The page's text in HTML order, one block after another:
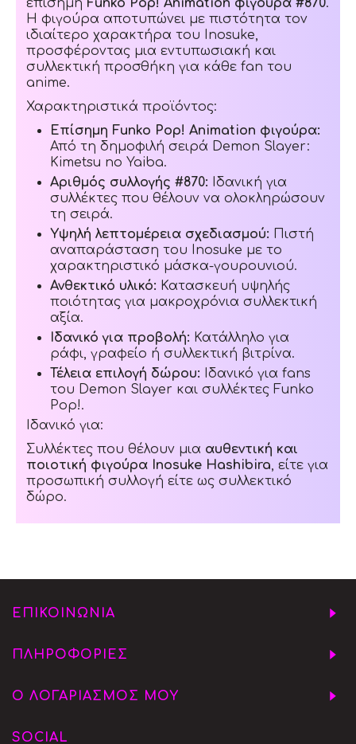
επίσημη Funko Pop! Animation φιγούρα #870.
Η φιγούρα αποτυπώνει με πιστότητα τον
ιδιαίτερο χαρακτήρα του Inosuke,
προσφέροντας μια εντυπωσιακή και
συλλεκτική προσθήκη για κάθε fan του
anime.
Χαρακτηριστικά προϊόντος:
Επίσημη Funko Pop! Animation φιγούρα:
Από τη δημοφιλή σειρά Demon Slayer:
Kimetsu no Yaiba.
Αριθμός συλλογής #870: Ιδανική για
συλλέκτες που θέλουν να ολοκληρώσουν
τη σειρά.
Υψηλή λεπτομέρεια σχεδιασμού: Πιστή
αναπαράσταση του Inosuke με το
χαρακτηριστικό μάσκα-γουρουνιού.
Ανθεκτικό υλικό: Κατασκευή υψηλής
ποιότητας για μακροχρόνια συλλεκτική
αξία.
Ιδανικό για προβολή: Κατάλληλο για
ράφι, γραφείο ή συλλεκτική βιτρίνα.
Τέλεια επιλογή δώρου: Ιδανικό για fans
του Demon Slayer και συλλέκτες Funko
Pop!.
Ιδανικό για:
Συλλέκτες που θέλουν μια αυθεντική και
ποιοτική φιγούρα Inosuke Hashibira, είτε για
προσωπική συλλογή είτε ως συλλεκτικό
δώρο.
ΕΠΙΚΟΙΝΩΝΙΑ
ΠΛΗΡΟΦΟΡΙΕΣ
Ο ΛΟΓΑΡΙΑΣΜΟΣ ΜΟΥ
SOCIAL